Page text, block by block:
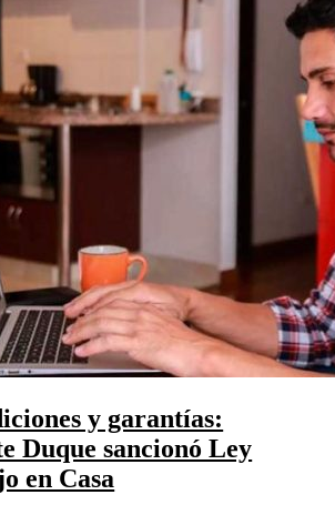
y garantías:
Duque sancionó Ley
en Casa